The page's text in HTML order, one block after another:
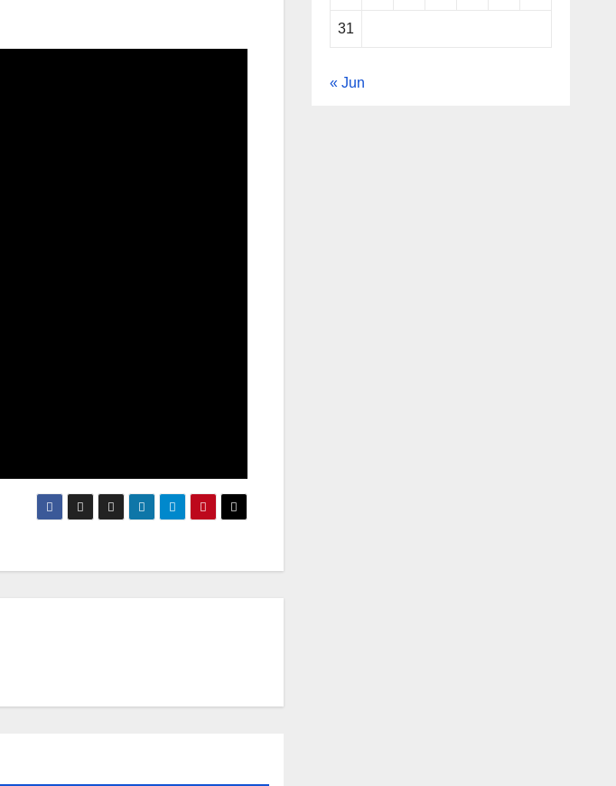
31
« Jun